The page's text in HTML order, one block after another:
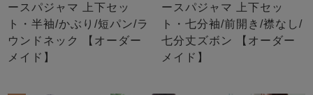
ースパジャマ 上下セッ
ト・半袖/かぶり/短パン/ラ
ウンドネック 【オーダー
メイド】
ースパジャマ 上下セッ
ト・七分袖/前開き/襟なし/
七分丈ズボン 【オーダー
メイド】